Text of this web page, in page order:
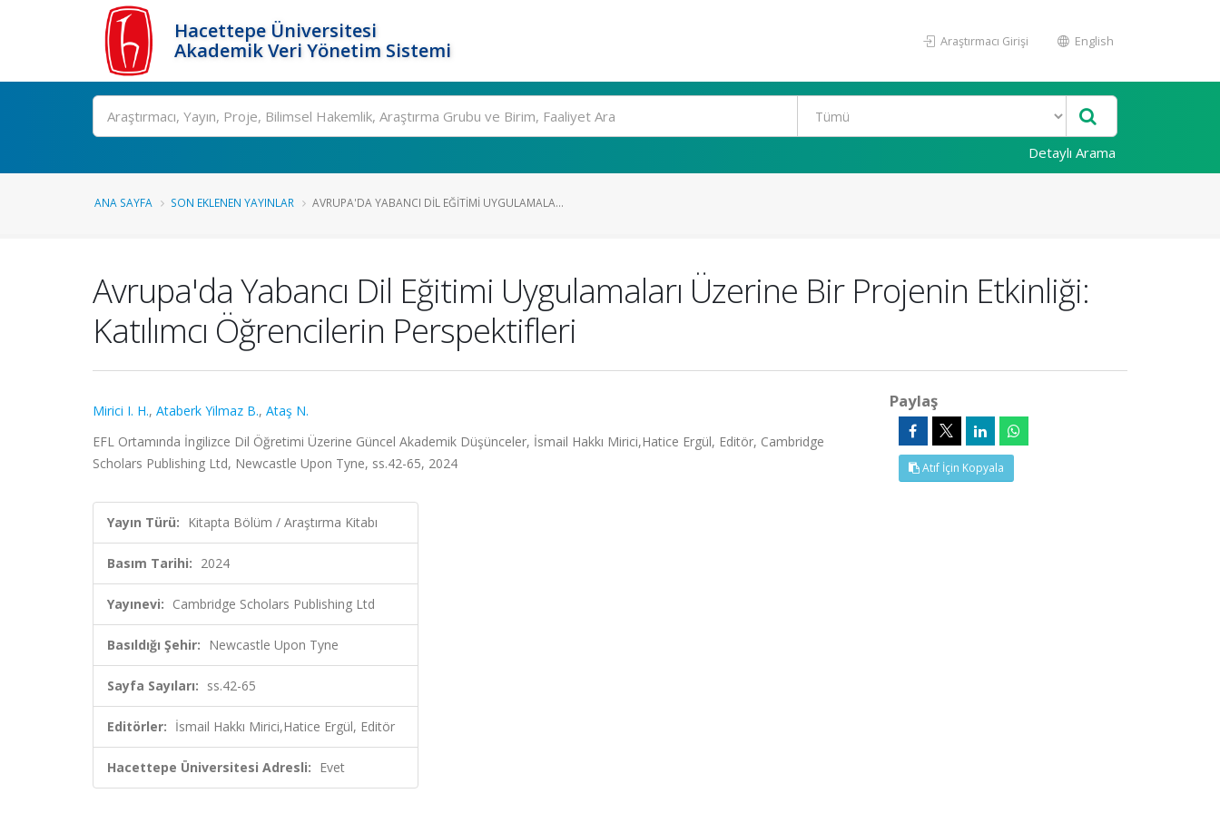
Hacettepe Üniversitesi
Akademik Veri Yönetim Sistemi
Araştırmacı Girişi English
Ara
Detaylı Arama
ANA SAYFA SON EKLENEN YAYINLAR AVRUPA'DA YABANCI DIL EĞITIMI UYGULAMALA...
Avrupa'da Yabancı Dil Eğitimi Uygulamaları Üzerine Bir Projenin Etkinliği:
Katılımcı Öğrencilerin Perspektifleri
Mirici I. H., Ataberk Yilmaz B., Ataş N.
EFL Ortamında İngilizce Dil Öğretimi Üzerine Güncel Akademik Düşünceler, İsmail Hakkı Mirici,Hatice Ergül, Editör, Cambridge
Scholars Publishing Ltd, Newcastle Upon Tyne, ss.42-65, 2024
Yayın Türü: Kitapta Bölüm / Araştırma Kitabı
Basım Tarihi: 2024
Yayınevi: Cambridge Scholars Publishing Ltd
Basıldığı Şehir: Newcastle Upon Tyne
Sayfa Sayıları: ss.42-65
Editörler: İsmail Hakkı Mirici,Hatice Ergül, Editör
Hacettepe Üniversitesi Adresli: Evet
Paylaş
Atıf İçin Kopyala